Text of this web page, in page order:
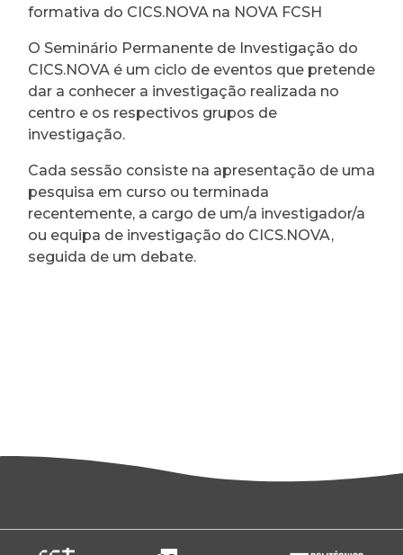
formativa do CICS.NOVA na NOVA FCSH
O Seminário Permanente de Investigação do
CICS.NOVA é um ciclo de eventos que pretende
dar a conhecer a investigação realizada no
centro e os respectivos grupos de
investigação.
Cada sessão consiste na apresentação de uma
pesquisa em curso ou terminada
recentemente, a cargo de um/a investigador/a
ou equipa de investigação do CICS.NOVA,
seguida de um debate.